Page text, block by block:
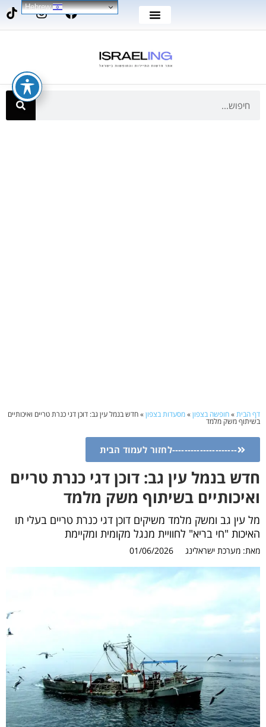
דף הבית»חופשה בצפון»מסעדות בצפון»חדש בנמל עין גב: דוכן דגי כנרת טריים ואיכותיים
בשיתוף משק מלמד
---------------------לחזור לעמוד הבית
חדש בנמל עין גב: דוכן דגי כנרת טריים
ואיכותיים בשיתוף משק מלמד
מל עין גב ומשק מלמד משיקים דוכן דגי כנרת טריים בעלי תו
האיכות "חי בריא" לחוויית מנגל מקומית ומקיימת
מאת: מערכת ישראלינג 01/06/2026
Hebrew